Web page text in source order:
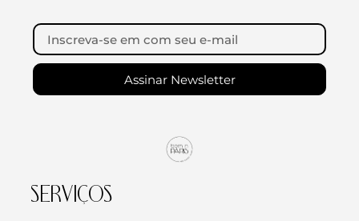
Assinar Newsletter
SERVIÇOS